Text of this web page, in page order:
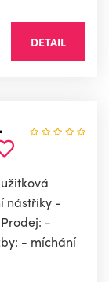
DETAIL
nástřiky -
-
- míchání